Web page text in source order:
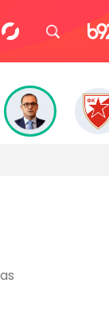
Video Eurocup